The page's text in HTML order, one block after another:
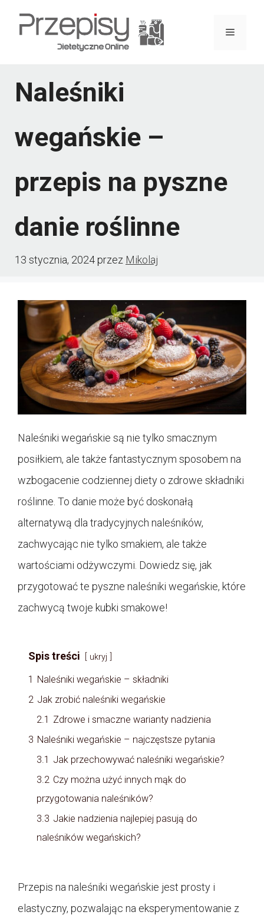
Menu
Naleśniki
wegańskie –
przepis na pyszne
danie roślinne
13 stycznia, 2024przez Mikolaj
Naleśniki wegańskie są nie tylko smacznym
posiłkiem, ale także fantastycznym sposobem na
wzbogacenie codziennej diety o zdrowe składniki
roślinne. To danie może być doskonałą
alternatywą dla tradycyjnych naleśników,
zachwycając nie tylko smakiem, ale także
wartościami odżywczymi. Dowiedz się, jak
przygotować te pyszne naleśniki wegańskie, które
zachwycą twoje kubki smakowe!
Spis treści ukryj
1 Naleśniki wegańskie – składniki
2 Jak zrobić naleśniki wegańskie
2.1 Zdrowe i smaczne warianty nadzienia
3 Naleśniki wegańskie – najczęstsze pytania
3.1 Jak przechowywać naleśniki wegańskie?
3.2 Czy można użyć innych mąk do
przygotowania naleśników?
3.3 Jakie nadzienia najlepiej pasują do
naleśników wegańskich?
Przepis na naleśniki wegańskie jest prosty i
elastyczny, pozwalając na eksperymentowanie z